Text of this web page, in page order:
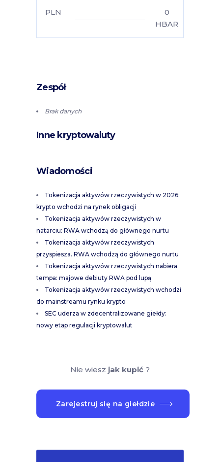
PLN
0
HBAR
Zespół
Brak danych
Inne kryptowaluty
Wiadomości
Tokenizacja aktywów rzeczywistych w 2026:
krypto wchodzi na rynek obligacji
Tokenizacja aktywów rzeczywistych w
natarciu: RWA wchodzą do głównego nurtu
Tokenizacja aktywów rzeczywistych
przyspiesza. RWA wchodzą do głównego nurtu
Tokenizacja aktywów rzeczywistych nabiera
tempa: majowe debiuty RWA pod lupą
Tokenizacja aktywów rzeczywistych wchodzi
do mainstreamu rynku krypto
SEC uderza w zdecentralizowane giełdy:
nowy etap regulacji kryptowalut
Nie wiesz jak kupić?
Zarejestruj się na giełdzie